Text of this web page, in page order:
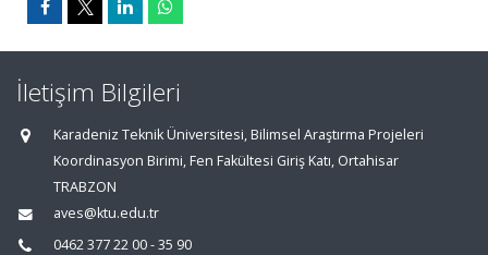
İletişim Bilgileri
Karadeniz Teknik Üniversitesi, Bilimsel Araştırma Projeleri
Koordinasyon Birimi, Fen Fakültesi Giriş Katı, Ortahisar
TRABZON
aves@ktu.edu.tr
0462 377 22 00 - 35 90